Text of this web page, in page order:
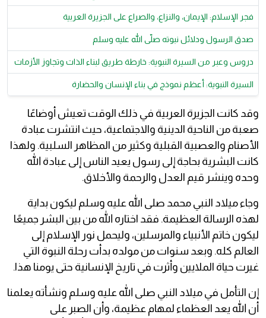
فجر الإسلام: الإيمان، والنزاع، والصراع على الجزيرة العربية
صدق الرسول ودلائل نبوته صلّى الله عليه وسلم
دروس وعبر من السيرة النبوية: خارطة طريق لبناء الذات وتجاوز الأزمات
السيرة النبوية: أعظم نموذج في بناء الإنسان والحضارة
وقد كانت الجزيرة العربية في ذلك الوقت تعيش أوضاعًا
صعبة من الناحية الدينية والاجتماعية، حيث انتشرت عبادة
الأصنام والعصبية القبلية وكثير من المظاهر السلبية. ولهذا
كانت البشرية بحاجة إلى رسول يعيد الناس إلى عبادة الله
وحده وينشر قيم العدل والرحمة والأخلاق.
وجاء ميلاد النبي محمد صلى الله عليه وسلم ليكون بداية
لهذه الرسالة العظيمة. فقد اختاره الله من بين البشر جميعًا
ليكون خاتم الأنبياء والمرسلين، وليحمل نور الإسلام إلى
العالم كله. وبعد سنوات من مولده بدأت رحلة النبوة التي
غيرت حياة الملايين وأثرت في تاريخ الإنسانية حتى يومنا هذا.
إن التأمل في ميلاد النبي صلى الله عليه وسلم ونشأته يعلمنا
أن الله يعد العظماء لمهام عظيمة، وأن الصبر على